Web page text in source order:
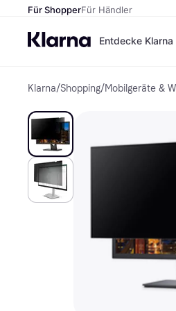
Für ShopperFür Händler
Entdecke Klarna
Klarna/Shopping/Mobilgeräte &